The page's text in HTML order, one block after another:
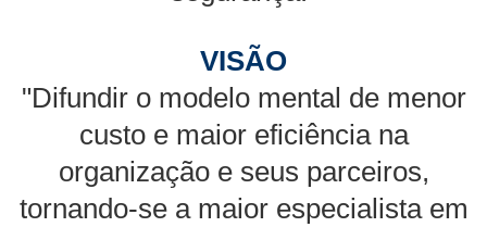
VISÃO
"Difundir o modelo mental de menor
custo e maior eficiência na
organização e seus parceiros,
tornando-se a maior especialista em